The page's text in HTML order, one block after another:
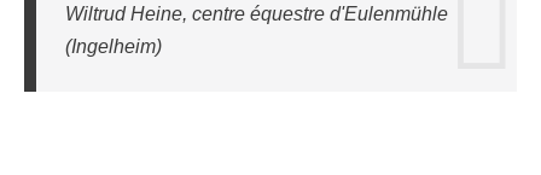
Wiltrud Heine, centre équestre d'Eulenmühle
(Ingelheim)